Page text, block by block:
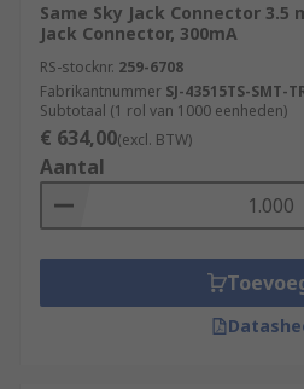
Same Sky Jack Connector 3.5
Jack Connector, 300mA
RS-stocknr. 259-6708
Fabrikantnummer SJ-43515TS-SMT-
Subtotaal (1 rol van 1000 eenheden)
€ 634,00(excl. BTW)
Aantal